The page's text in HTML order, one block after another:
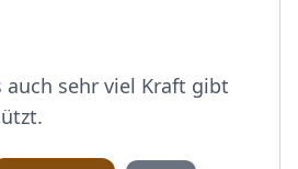
auch sehr viel Kraft gibt